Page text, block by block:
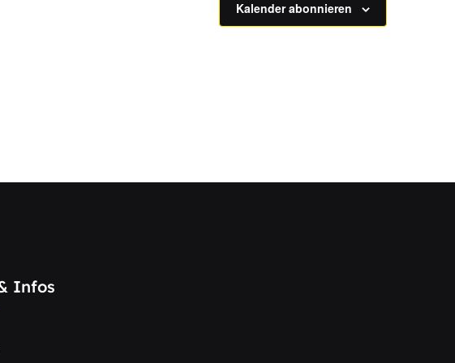
Kalender abonnieren
Infos